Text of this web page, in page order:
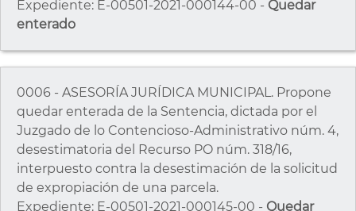
Expediente: E-00501-2021-000144-00 - Quedar
enterado
0006 - ASESORÍA JURÍDICA MUNICIPAL. Propone
quedar enterada de la Sentencia, dictada por el
Juzgado de lo Contencioso-Administrativo núm. 4,
desestimatoria del Recurso PO núm. 318/16,
interpuesto contra la desestimación de la solicitud
de expropiación de una parcela.
Expediente: E-00501-2021-000145-00 - Quedar